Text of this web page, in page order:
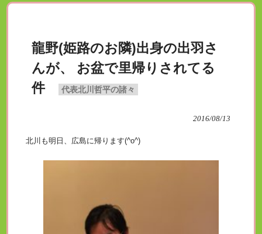
龍野(姫路のお隣)出身の出羽さ
んが、 お盆で里帰りされてる
件
代表北川哲平の諸々
2016/08/13
北川も明日、広島に帰ります(^o^)